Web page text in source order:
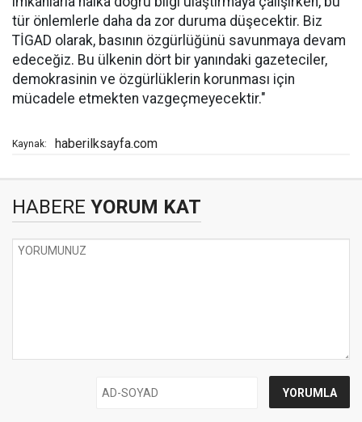
tür önlemlerle daha da zor duruma düşecektir. Biz
TİGAD olarak, basının özgürlüğünü savunmaya devam
edeceğiz. Bu ülkenin dört bir yanındaki gazeteciler,
demokrasinin ve özgürlüklerin korunması için
mücadele etmekten vazgeçmeyecektir."
Kaynak: haberilksayfa.com
HABERE YORUM KAT